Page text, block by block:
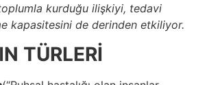
kurduğu ilişkiyi, tedavi
kapasitesini de derinden etkiliyor.
TÜRLERİ